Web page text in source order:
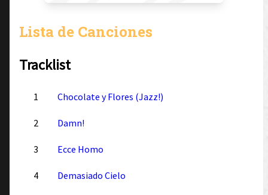
Lista de Canciones
Tracklist
1 Chocolate y Flores (Jazz!)
2 Damn!
3 Ecce Homo
4 Demasiado Cielo